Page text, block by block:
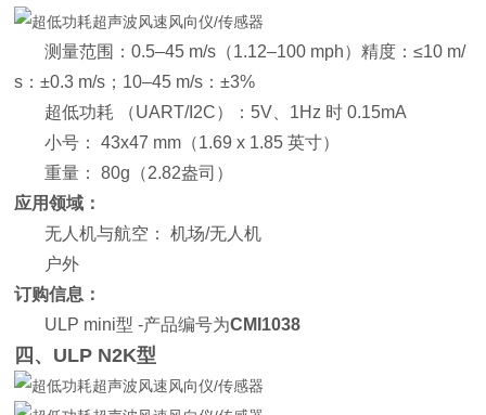
测量范围：0.5–45 m/s（1.12–100 mph）精度：≤10 m/
s：±0.3 m/s；10–45 m/s：±3%
超低功耗 （UART/I2C）：5V、1Hz 时 0.15mA
小号： 43x47 mm（1.69 x 1.85 英寸）
重量： 80g（2.82盎司）
应用领域：
无人机与航空： 机场/无人机
户外
订购信息：
ULP mini型 -产品编号为CMI1038
四、ULP N2K型